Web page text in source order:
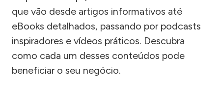
que vão desde artigos informativos até
eBooks detalhados, passando por podcasts
inspiradores e vídeos práticos. Descubra
como cada um desses conteúdos pode
beneficiar o seu negócio.